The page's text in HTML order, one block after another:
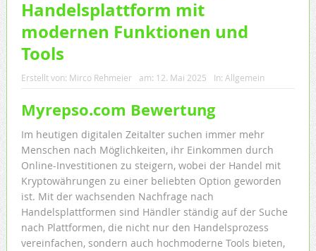
Handelsplattform mit
modernen Funktionen und
Tools
Erstellt von: Mirco Rehmeier am: 12. Mai 2025 In: Allgemein
Myrepso.com Bewertung
Im heutigen digitalen Zeitalter suchen immer mehr
Menschen nach Möglichkeiten, ihr Einkommen durch
Online-Investitionen zu steigern, wobei der Handel mit
Kryptowährungen zu einer beliebten Option geworden
ist. Mit der wachsenden Nachfrage nach
Handelsplattformen sind Händler ständig auf der Suche
nach Plattformen, die nicht nur den Handelsprozess
vereinfachen, sondern auch hochmoderne Tools bieten,